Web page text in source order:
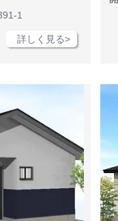
1
詳しく見る>